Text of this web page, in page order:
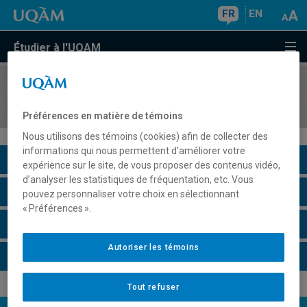
FR EN
Étudier à l'UQAM
COURS//
Description du cours
Horaire - Été 2026
Préférences en matière de témoins
Nous utilisons des témoins (cookies) afin de collecter des
informations qui nous permettent d’améliorer votre
expérience sur le site, de vous proposer des contenus vidéo,
d’analyser les statistiques de fréquentation, etc. Vous
pouvez personnaliser votre choix en sélectionnant
« Préférences ».
Tout refuser
Autoriser les témoins